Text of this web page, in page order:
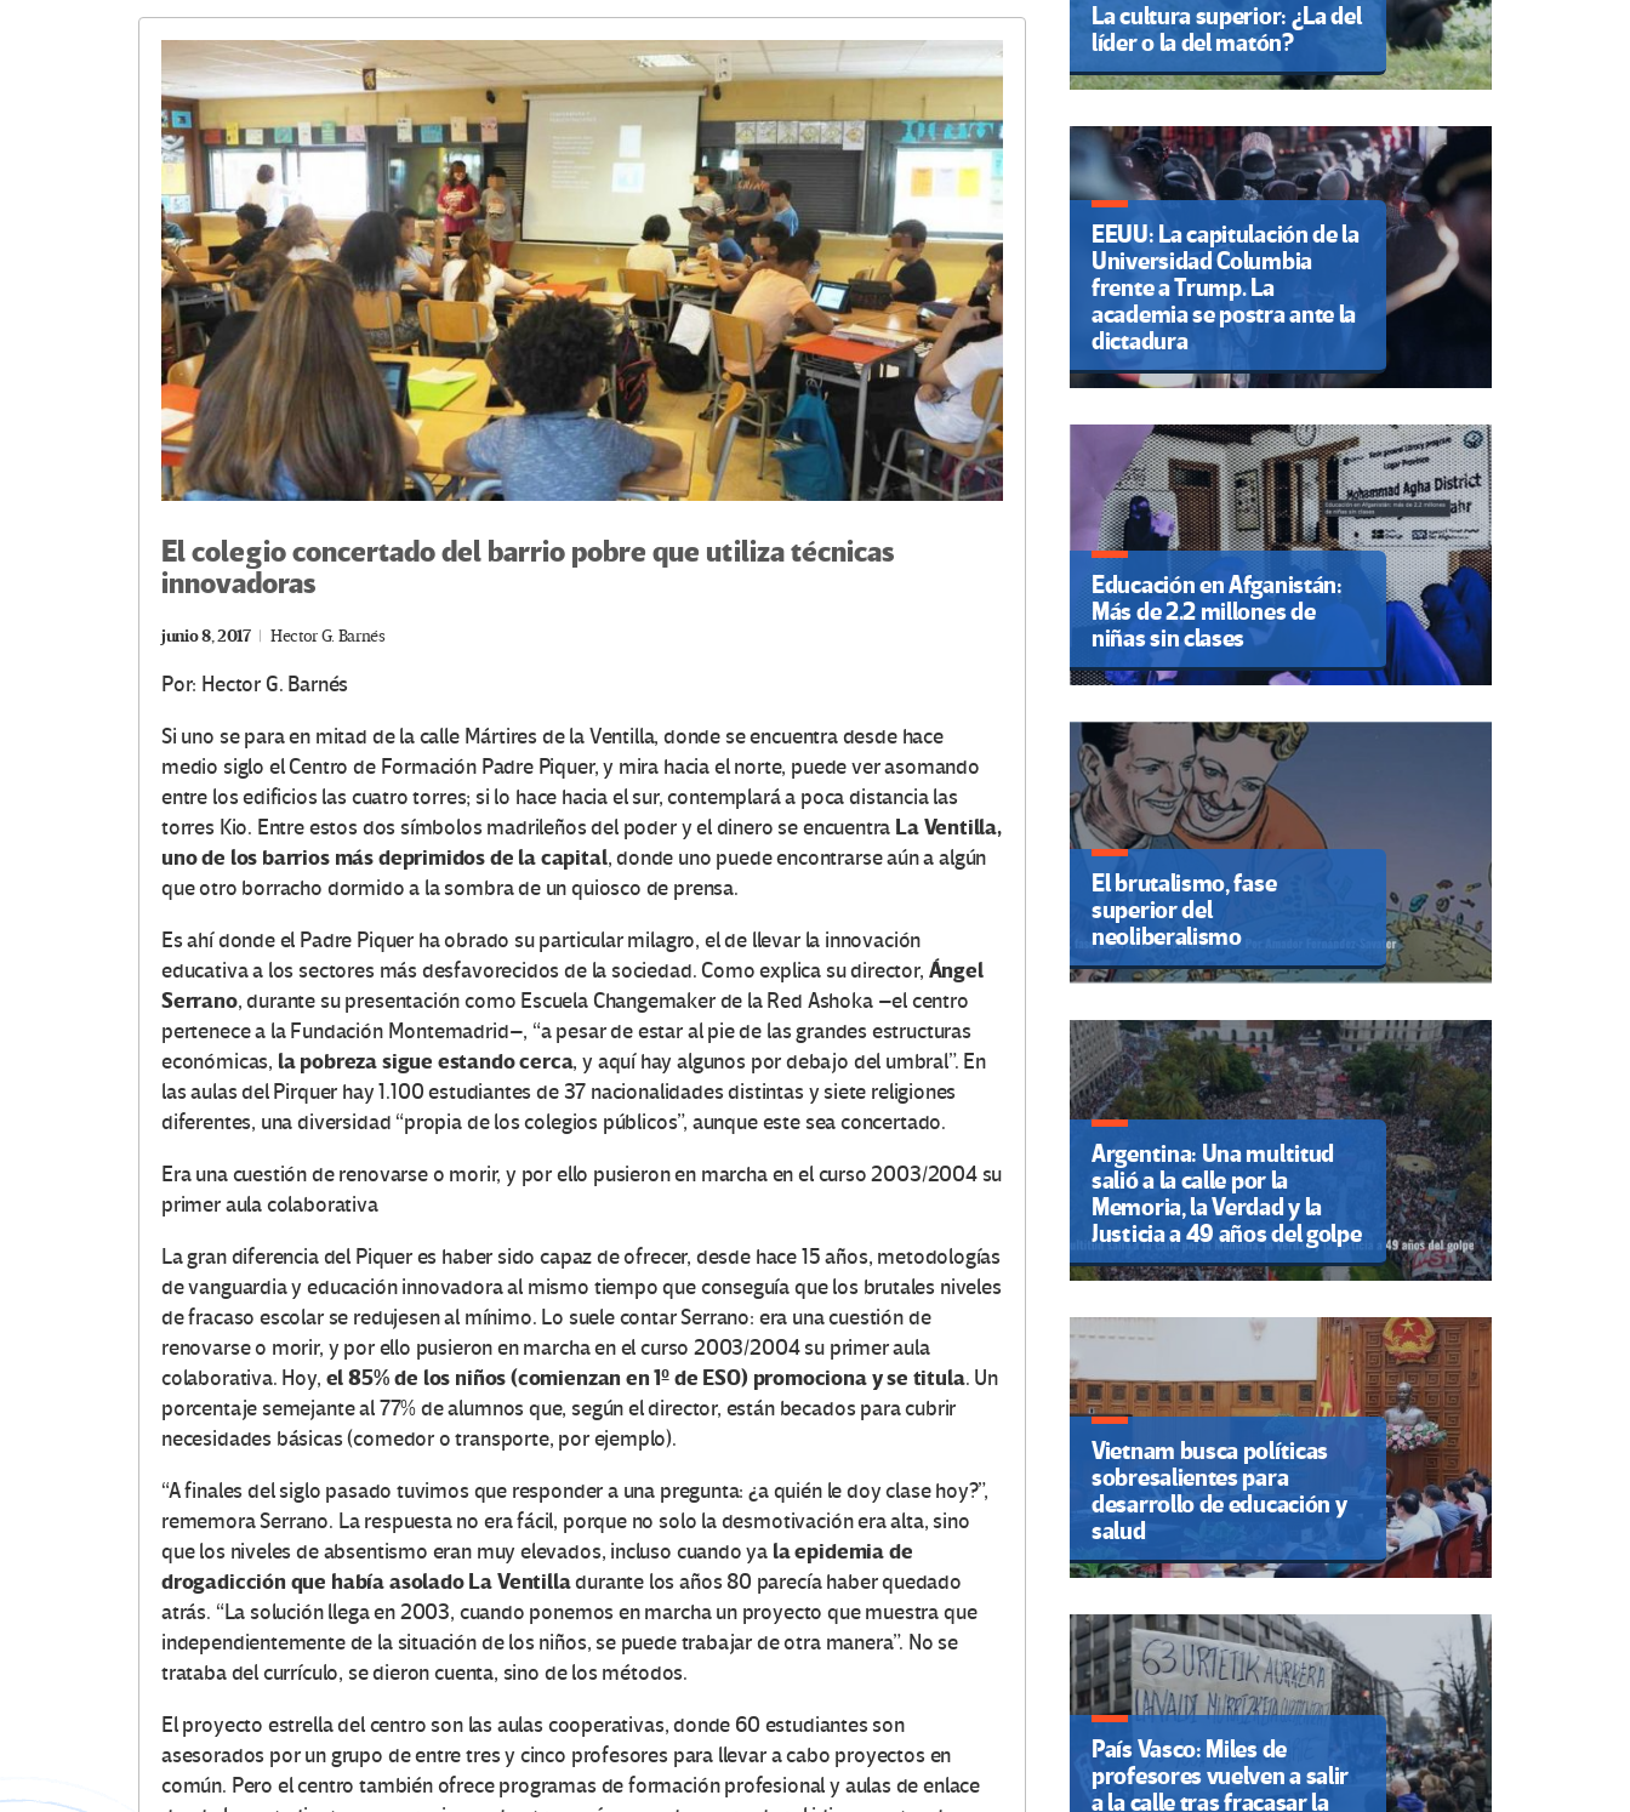
o
k
m n
ar
tir
El colegio concertado del barrio pobre que utiliza técnicas
innovadoras
junio 8, 2017 Hector G. Barnés
Por: Hector G. Barnés
Si uno se para en mitad de la calle Mártires de la Ventilla, donde se encuentra desde hace
medio siglo el Centro de Formación Padre Piquer, y mira hacia el norte, puede ver asomando
entre los edificios las cuatro torres; si lo hace hacia el sur, contemplará a poca distancia las
torres Kio. Entre estos dos símbolos madrileños del poder y el dinero se encuentra La Ventilla,
uno de los barrios más deprimidos de la capital, donde uno puede encontrarse aún a algún
que otro borracho dormido a la sombra de un quiosco de prensa.
Es ahí donde el Padre Piquer ha obrado su particular milagro, el de llevar la innovación
educativa a los sectores más desfavorecidos de la sociedad. Como explica su director, Ángel
Serrano, durante su presentación como Escuela Changemaker de la Red Ashoka –el centro
pertenece a la Fundación Montemadrid–, “a pesar de estar al pie de las grandes estructuras
económicas, la pobrezasigue estando cerca, y aquí hay algunos por debajo del umbral”. En
las aulas del Pirquer hay 1.100 estudiantes de 37 nacionalidades distintas y siete religiones
diferentes, una diversidad “propia de los colegios públicos”, aunque este sea concertado.
Era una cuestión de renovarse o morir, y por ello pusieron en marcha en el curso 2003/2004 su
primer aula colaborativa
La gran diferencia del Piquer es haber sido capaz de ofrecer, desde hace 15 años, metodologías
de vanguardia y educación innovadora al mismo tiempo que conseguía que los brutales niveles
de fracaso escolar se redujesen al mínimo. Lo suele contar Serrano: era una cuestión de
renovarse o morir, y por ello pusieron en marcha en el curso 2003/2004 su primer aula
colaborativa. Hoy, el 85% de los niños(comienzan en 1º de ESO) promociona y se titula. Un
porcentaje semejante al 77% de alumnos que, según el director, están becados para cubrir
necesidades básicas (comedor o transporte, por ejemplo).
“A finales del siglo pasado tuvimos que responder a una pregunta: ¿a quién le doy clase hoy?”,
rememora Serrano. La respuesta no era fácil, porque no solo la desmotivación era alta, sino
que los niveles de absentismo eran muy elevados, incluso cuando ya laepidemia de
drogadicción que había asolado La Ventilladurante los años 80 parecía haber quedado
atrás. “La solución llega en 2003, cuando ponemos en marcha un proyecto que muestra que
independientemente de la situación de los niños, se puede trabajar de otra manera”. No se
trataba del currículo, se dieron cuenta, sino de los métodos.
El proyecto estrella del centro son las aulas cooperativas, donde 60 estudiantes son
asesorados por un grupo de entre tres y cinco profesores para llevar a cabo proyectos en
común. Pero el centro también ofrece programas de formación profesional y aulas de enlace
La cultura superior: ¿La del
líder o la del matón?
EEUU: La capitulación de la
Universidad Columbia
frente a Trump. La
academia se postra ante la
dictadura
Educación en Afganistán:
Más de 2.2 millones de
niñas sin clases
El brutalismo, fase
superior del
neoliberalismo
Argentina: Una multitud
salió a la calle por la
Memoria, la Verdad y la
Justicia a 49 años del golpe
Vietnam busca políticas
sobresalientes para
desarrollo de educación y
salud
País Vasco: Miles de
profesores vuelven a salir
a la calle tras fracasar la